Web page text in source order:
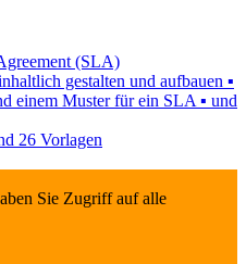
(SLA)
gestalten und aufbauen ▪
einem Muster für ein SLA ▪ und
26 Vorlagen
Sie Zugriff auf alle